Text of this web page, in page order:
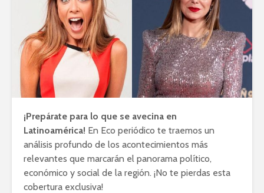
¡Prepárate para lo que se avecina en
Latinoamérica! En Eco periódico te traemos un
análisis profundo de los acontecimientos más
relevantes que marcarán el panorama político,
económico y social de la región. ¡No te pierdas esta
cobertura exclusiva!